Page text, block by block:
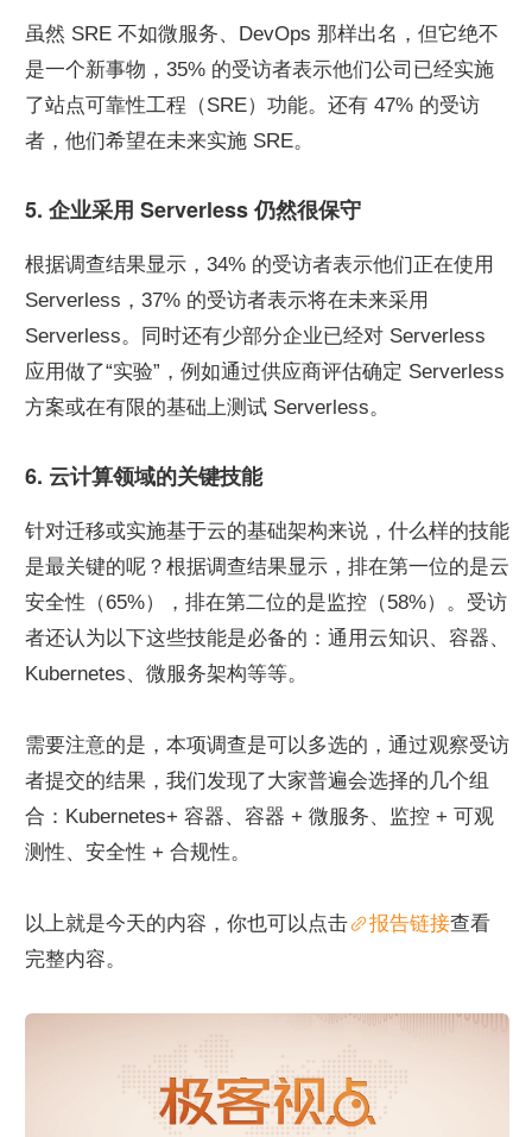
虽然 SRE 不如微服务、DevOps 那样出名，但它绝不
是一个新事物，35% 的受访者表示他们公司已经实施
了站点可靠性工程（SRE）功能。还有 47% 的受访
者，他们希望在未来实施 SRE。
5. 企业采用 Serverless 仍然很保守
根据调查结果显示，34% 的受访者表示他们正在使用
Serverless，37% 的受访者表示将在未来采用
Serverless。同时还有少部分企业已经对 Serverless
应用做了“实验”，例如通过供应商评估确定 Serverless
方案或在有限的基础上测试 Serverless。
6. 云计算领域的关键技能
针对迁移或实施基于云的基础架构来说，什么样的技能
是最关键的呢？根据调查结果显示，排在第一位的是云
安全性（65%），排在第二位的是监控（58%）。受访
者还认为以下这些技能是必备的：通用云知识、容器、
Kubernetes、微服务架构等等。
需要注意的是，本项调查是可以多选的，通过观察受访
者提交的结果，我们发现了大家普遍会选择的几个组
合：Kubernetes+ 容器、容器 + 微服务、监控 + 可观
测性、安全性 + 合规性。
以上就是今天的内容，你也可以点击 报告链接查看
完整内容。